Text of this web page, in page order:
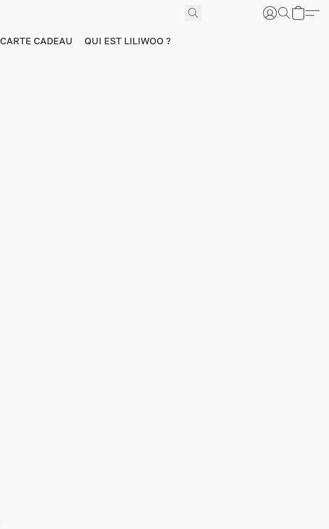
CARTE CADEAU QUI EST LILIWOO ?